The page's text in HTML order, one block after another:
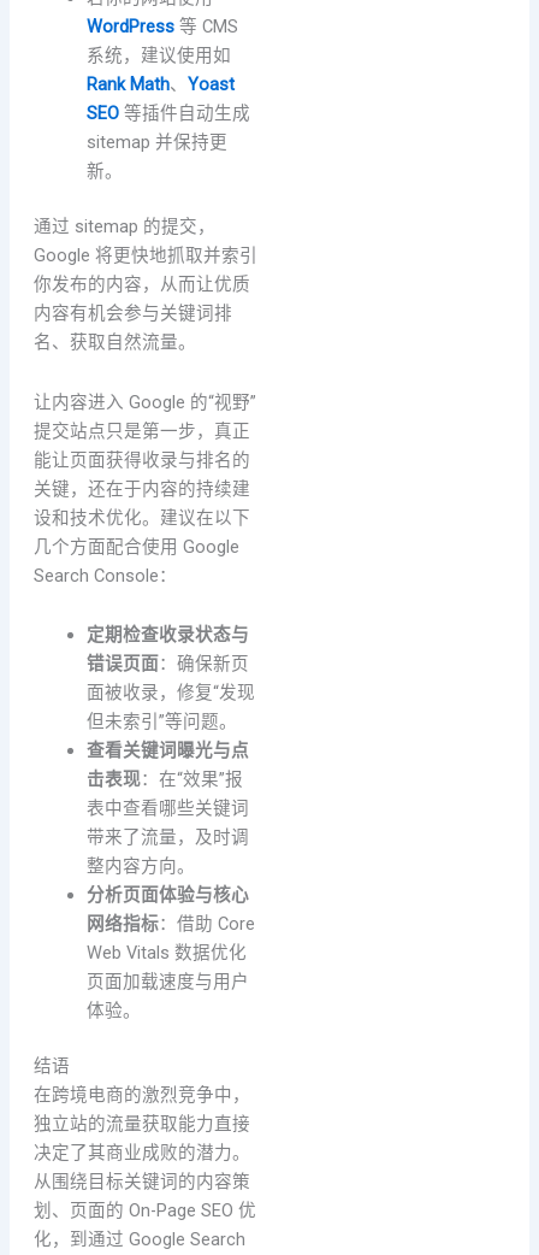
WordPress 等 CMS
系统，建议使用如
Rank Math、 Yoast
SEO 等插件自动生成
sitemap 并保持更
新。
通过 sitemap 的提交，
Google 将更快地抓取并索引
你发布的内容，从而让优质
内容有机会参与关键词排
名、获取自然流量。
让内容进入 Google 的“视野”
提交站点只是第一步，真正
能让页面获得收录与排名的
关键，还在于内容的持续建
设和技术优化。建议在以下
几个方面配合使用 Google
Search Console：
定期检查收录状态与
错误页面：确保新页
面被收录，修复“发现
但未索引”等问题。
查看关键词曝光与点
击表现：在“效果”报
表中查看哪些关键词
带来了流量，及时调
整内容方向。
分析页面体验与核心
网络指标：借助 Core
Web Vitals 数据优化
页面加载速度与用户
体验。
结语
在跨境电商的激烈竞争中，
独立站的流量获取能力直接
决定了其商业成败的潜力。
从围绕目标关键词的内容策
划、页面的 On-Page SEO 优
化，到通过 Google Search